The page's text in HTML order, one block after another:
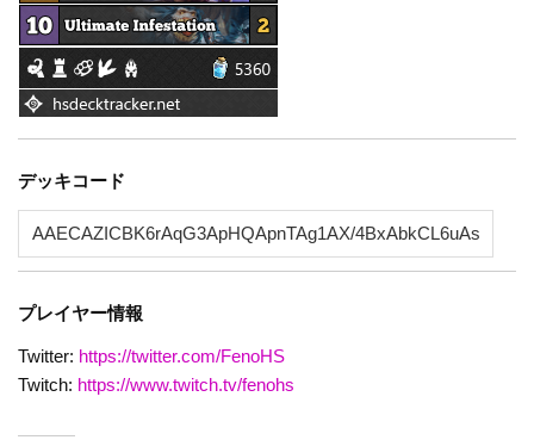
デッキコード
プレイヤー情報
Twitter: https://twitter.com/FenoHS
Twitch: https://www.twitch.tv/fenohs